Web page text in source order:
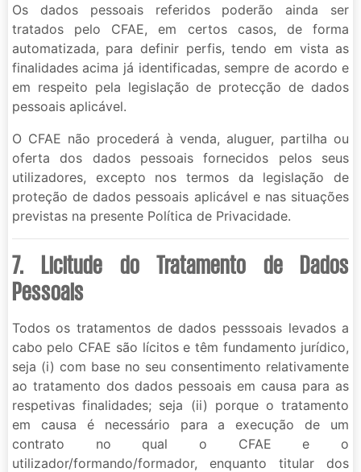
Os dados pessoais referidos poderão ainda ser
tratados pelo CFAE, em certos casos, de forma
automatizada, para definir perfis, tendo em vista as
finalidades acima já identificadas, sempre de acordo e
em respeito pela legislação de protecção de dados
pessoais aplicável.
O CFAE não procederá à venda, aluguer, partilha ou
oferta dos dados pessoais fornecidos pelos seus
utilizadores, excepto nos termos da legislação de
proteção de dados pessoais aplicável e nas situações
previstas na presente Política de Privacidade.
7. Licitude do Tratamento de Dados
Pessoais
Todos os tratamentos de dados pesssoais levados a
cabo pelo CFAE são lícitos e têm fundamento jurídico,
seja (i) com base no seu consentimento relativamente
ao tratamento dos dados pessoais em causa para as
respetivas finalidades; seja (ii) porque o tratamento
em causa é necessário para a execução de um
contrato no qual o CFAE e o
utilizador/formando/formador, enquanto titular dos